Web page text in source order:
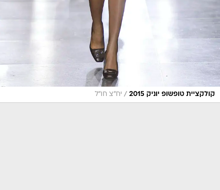
קולקציית טופשופ יוניק 2015 / יח"צ חו"ל